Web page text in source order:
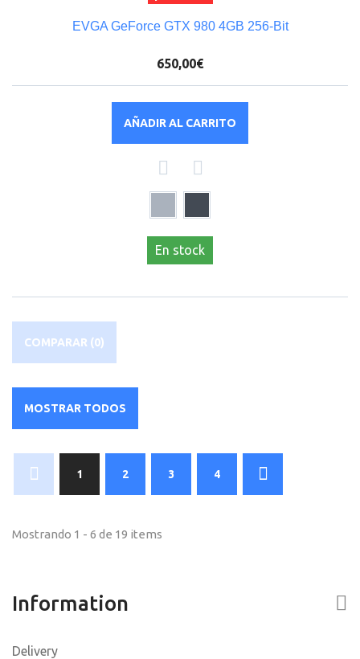
EVGA GeForce GTX 980 4GB 256-Bit
650,00€
AÑADIR AL CARRITO
En stock
COMPARAR (0)
MOSTRAR TODOS
1 2 3 4
Mostrando 1 - 6 de 19 items
Information
Delivery